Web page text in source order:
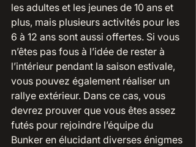
les adultes et les jeunes de 10 ans et
plus, mais plusieurs activités pour les
6 à 12 ans sont aussi offertes. Si vous
n’êtes pas fous à l’idée de rester à
l’intérieur pendant la saison estivale,
vous pouvez également réaliser un
rallye extérieur. Dans ce cas, vous
devrez prouver que vous êtes assez
futés pour rejoindre l’équipe du
Bunker en élucidant diverses énigmes